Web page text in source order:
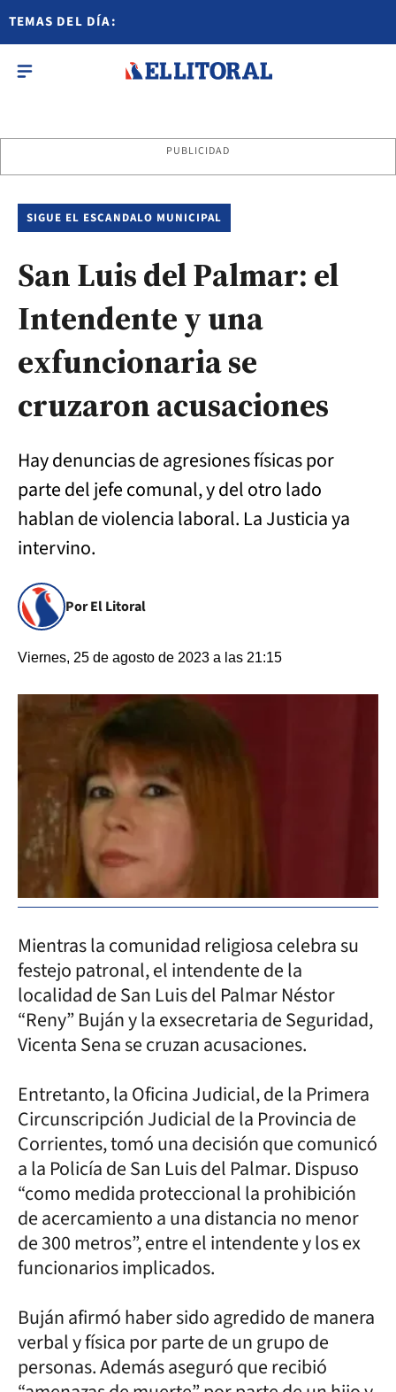
TEMAS DEL DÍA:
PUBLICIDAD
SIGUE EL ESCANDALO MUNICIPAL
San Luis del Palmar: el
Intendente y una
exfuncionaria se
cruzaron acusaciones
Hay denuncias de agresiones físicas por
parte del jefe comunal, y del otro lado
hablan de violencia laboral. La Justicia ya
intervino.
Por El Litoral
Viernes, 25 de agosto de 2023 a las 21:15
Mientras la comunidad religiosa celebra su
festejo patronal, el intendente de la
localidad de San Luis del Palmar Néstor
“Reny” Buján y la exsecretaria de Seguridad,
Vicenta Sena se cruzan acusaciones.
Entretanto, la Oficina Judicial, de la Primera
Circunscripción Judicial de la Provincia de
Corrientes, tomó una decisión que comunicó
a la Policía de San Luis del Palmar. Dispuso
“como medida proteccional la prohibición
de acercamiento a una distancia no menor
de 300 metros”, entre el intendente y los ex
funcionarios implicados.
Buján afirmó haber sido agredido de manera
verbal y física por parte de un grupo de
personas. Además aseguró que recibió